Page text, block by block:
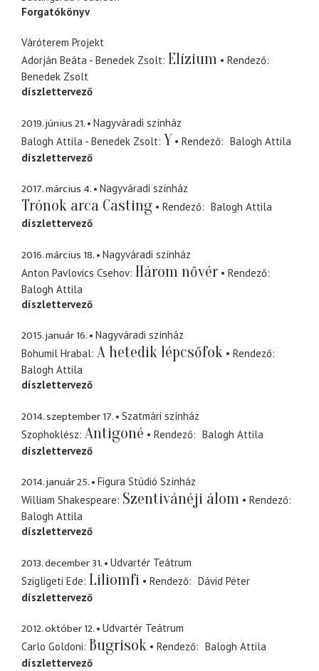
Forgatókönyv
Váróterem Projekt
Adorján Beáta - Benedek Zsolt Elízium
Rendező
Benedek Zsolt
díszlettervező
2019. június 21.
Nagyváradi színház
Balogh Attila - Benedek Zsolt Y Rendező
Balogh Attila
díszlettervező
2017. március 4. Nagyváradi színház
Trónok arca Casting Rendező
Balogh Attila
díszlettervező
2016. március 18.
Nagyváradi színház
Anton Pavlovics Csehov Három nővér
Rendező
Balogh Attila
díszlettervező
2015. január 16.
Nagyváradi színház
Bohumil Hrabal A hetedik lépcsőfok
Rendező
Balogh Attila
díszlettervező
2014. szeptember 17.
Szatmári színház
Szophoklész Antigoné Rendező
Balogh Attila
díszlettervező
2014. január 25.
Figura Stúdió Színház
William Shakespeare Szentivánéji álom
Rendező
Balogh Attila
díszlettervező
2013. december 31.
Udvartér Teátrum
Szigligeti Ede Liliomfi Rendező
Dávid Péter
díszlettervező
2012. október 12.
Udvartér Teátrum
Carlo Goldoni Bugrisok Rendező
Balogh Attila
díszlettervező